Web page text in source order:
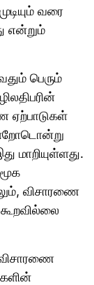
வரை
என்றும்
பெரும்
ஏற்பாடுகள்
மாறியுள்ளது.
விசாரணை